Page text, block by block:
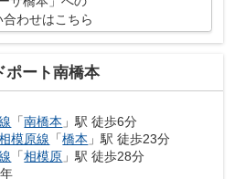
合わせはこちら
ポート南橋本
「南橋本 」駅 徒歩6分
模原線 「橋本 」駅 徒歩23分
「相模原 」駅 徒歩28分